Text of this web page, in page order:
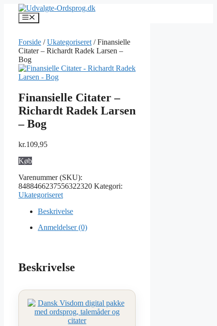
indhold
Menu
Forside /Ukategoriseret / Finansielle
Citater – Richardt Radek Larsen –
Bog
Finansielle Citater –
Richardt Radek Larsen
– Bog
kr.109,95
Køb
Varenummer (SKU):
8488466237556322320 Kategori:
Ukategoriseret
Beskrivelse
Anmeldelser (0)
Beskrivelse